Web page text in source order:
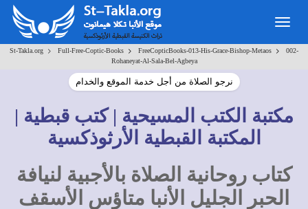
St-Takla.org > Full-Free-Coptic-Books > FreeCopticBooks-013-His-Grace-Bishop-Metaos >
002-
Rohaneyat-Al-Sala-Bel-Agbeya
نرجو الصلاة من أجل خدمة الموقع والخدام
مكتبة الكتب المسيحية | كتب قبطية |
المكتبة القبطية الأرثوذكسية
كتاب روحانية الصلاة بالأجبية لنيافة
الحبر الجليل الأنبا متاؤس الأسقف